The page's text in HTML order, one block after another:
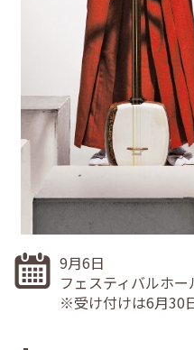
9月6日
フェスティバルホー
※受け付けは6月30